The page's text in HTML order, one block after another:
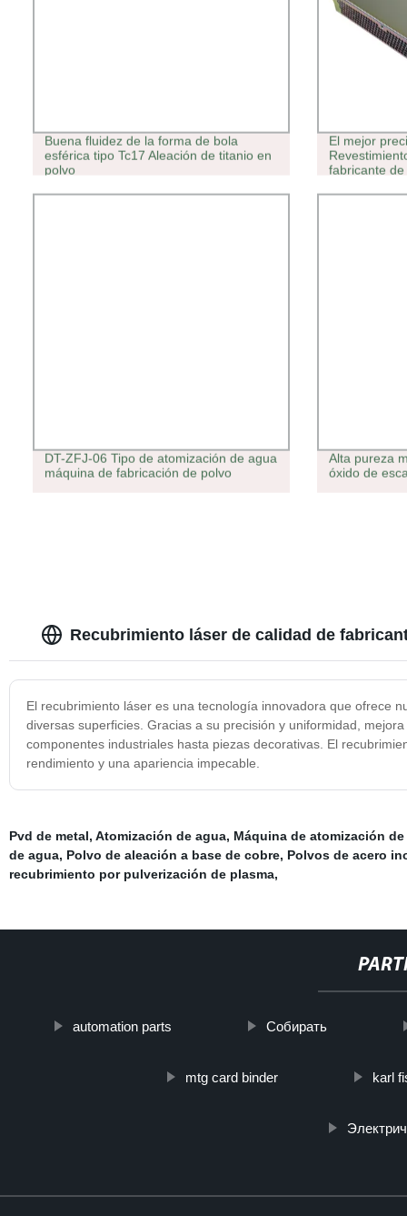
Buena fluidez de la forma de bola
esférica tipo Tc17 Aleación de titanio en
polvo
El mejor
fabricante de
DT-ZFJ-06 Tipo de atomización de agua
máquina de fabricación de polvo
Alta pureza
óxido de
Recubrimiento láser de calidad de
El recubrimiento láser es una tecnología innovadora que ofrece
diversas superficies. Gracias a su precisión y uniformidad,
componentes industriales hasta piezas decorativas. El
rendimiento y una apariencia impecable.
Pvd de metal, Atomización de agua, Máquina de atomización de
de agua, Polvo de aleación a base de cobre, Polvos de acero
recubrimiento por pulverización de plasma,
automation parts Собирать
mtg card binder karl